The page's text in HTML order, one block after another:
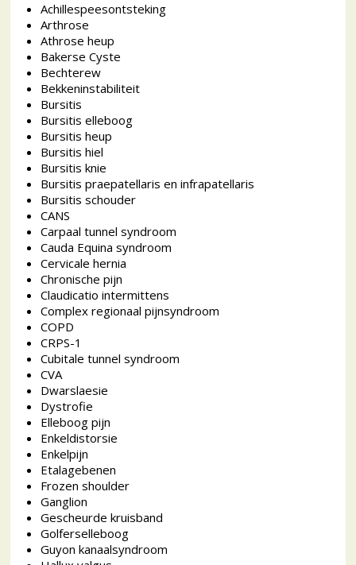
Achillespeesontsteking
Arthrose
Athrose heup
Bakerse Cyste
Bechterew
Bekkeninstabiliteit
Bursitis
Bursitis elleboog
Bursitis heup
Bursitis hiel
Bursitis knie
Bursitis praepatellaris en infrapatellaris
Bursitis schouder
CANS
Carpaal tunnel syndroom
Cauda Equina syndroom
Cervicale hernia
Chronische pijn
Claudicatio intermittens
Complex regionaal pijnsyndroom
COPD
CRPS-1
Cubitale tunnel syndroom
CVA
Dwarslaesie
Dystrofie
Elleboog pijn
Enkeldistorsie
Enkelpijn
Etalagebenen
Frozen shoulder
Ganglion
Gescheurde kruisband
Golferselleboog
Guyon kanaalsyndroom